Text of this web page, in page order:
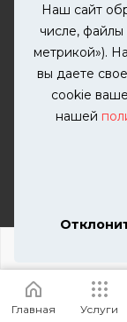
Наш сайт
числе,
метрикой»).
вы даете
cookie
нашей
2026 ©
автомобилей.
Главная Услуги